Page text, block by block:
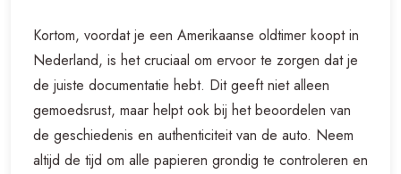
Kortom, voordat je een Amerikaanse oldtimer koopt in
Nederland, is het cruciaal om ervoor te zorgen dat je
de juiste documentatie hebt. Dit geeft niet alleen
gemoedsrust, maar helpt ook bij het beoordelen van
de geschiedenis en authenticiteit van de auto. Neem
altijd de tijd om alle papieren grondig te controleren en